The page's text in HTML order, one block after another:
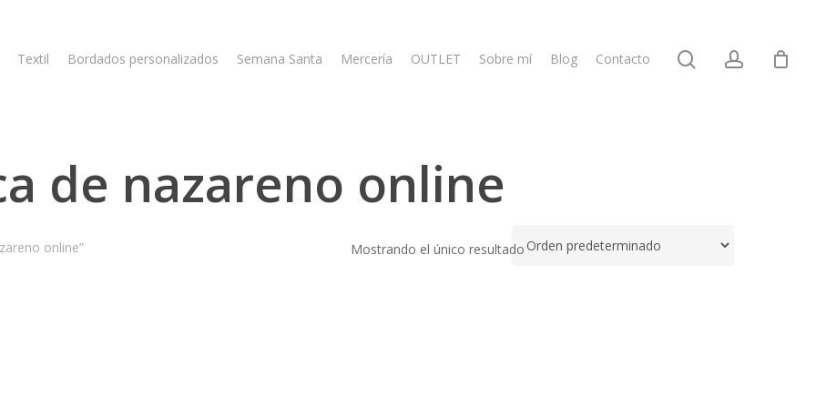
Textil Bordados personalizados Semana Santa Mercería OUTLET Sobre mí Blog Contacto searchaccount
de nazareno online
Mostrando el único resultado
online”